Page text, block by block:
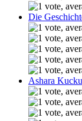
Die
Ashara